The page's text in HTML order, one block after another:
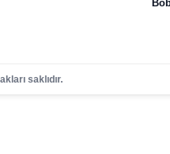
saklıdır.